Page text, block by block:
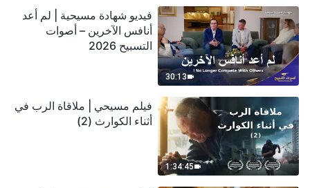
30:13
فيديو شهادة مسيحية | لم أعد
أنافس الآخرين – أصوات
التسبيح 2026
1:34:45
فيلم مسيحي | ملاقاة الرب في
أثناء الكوارث (2)